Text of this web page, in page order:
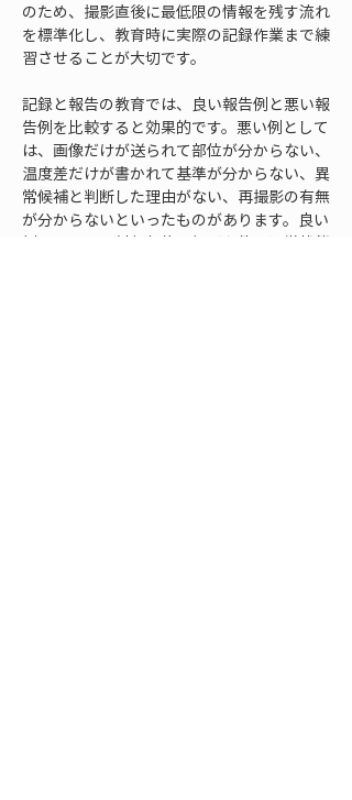
のため、撮影直後に最低限の情報を残す流れ
を標準化し、教育時に実際の記録作業まで練
習させることが大切です。
記録と報告の教育では、良い報告例と悪い報
告例を比較すると効果的です。悪い例として
は、画像だけが送られて部位が分からない、
温度差だけが書かれて基準が分からない、異
常候補と判断した理由がない、再撮影の有無
が分からないといったものがあります。良い
例としては、対象部位、撮影条件、通常状態